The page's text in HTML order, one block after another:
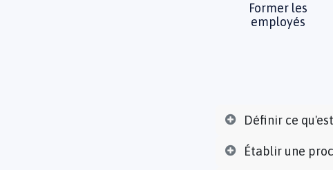
Former les
employés
Définir ce
Établir une